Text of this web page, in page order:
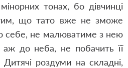
тонах, бо дівчинці
що тато вже не зможе
себе, не малюватиме з нею
до неба, не побачить її
Дитячі роздуми на складні,